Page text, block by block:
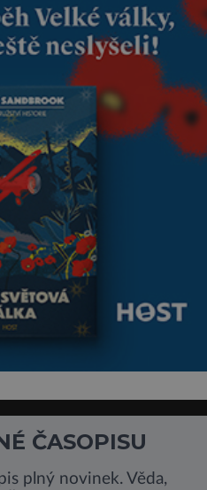
Manželství nám oběma moc
nesvědčilo, brzy jsme zjistili, že
ČASOPISU
plný novinek. Věda,